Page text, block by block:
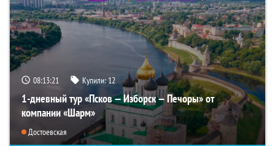
08:13:20 Купили:12
1-дневный тур «Псков — Изборск — Печоры» от
компании «Шарм»
Достоевская